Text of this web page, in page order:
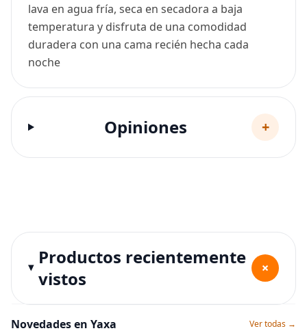
lava en agua fría, seca en secadora a baja
temperatura y disfruta de una comodidad
duradera con una cama recién hecha cada
noche
Opiniones +
Productos recientemente
vistos
+
Novedades en Yaxa Ver todas →